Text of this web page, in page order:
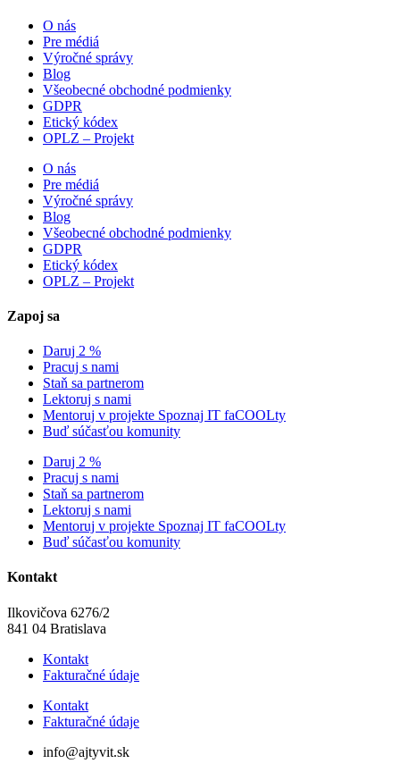
O nás
Pre médiá
Výročné správy
Blog
Všeobecné obchodné podmienky
GDPR
Etický kódex
OPLZ – Projekt
O nás
Pre médiá
Výročné správy
Blog
Všeobecné obchodné podmienky
GDPR
Etický kódex
OPLZ – Projekt
Zapoj sa
Daruj 2 %
Pracuj s nami
Staň sa partnerom
Lektoruj s nami
Mentoruj v projekte Spoznaj IT faCOOLty
Buď súčasťou komunity
Daruj 2 %
Pracuj s nami
Staň sa partnerom
Lektoruj s nami
Mentoruj v projekte Spoznaj IT faCOOLty
Buď súčasťou komunity
Kontakt
Ilkovičova 6276/2
841 04 Bratislava
Kontakt
Fakturačné údaje
Kontakt
Fakturačné údaje
info@ajtyvit.sk